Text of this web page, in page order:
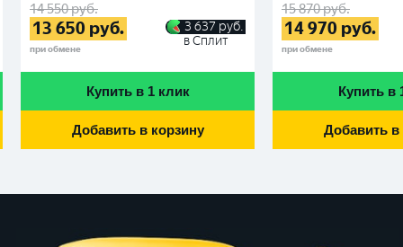
14 550руб.
13 650 руб.
при обмене
3 637 руб.
в Сплит
Купить в 1 клик
Добавить в корзину
15 870руб.
14 970 руб.
при обмене
Купить в
Добавить в